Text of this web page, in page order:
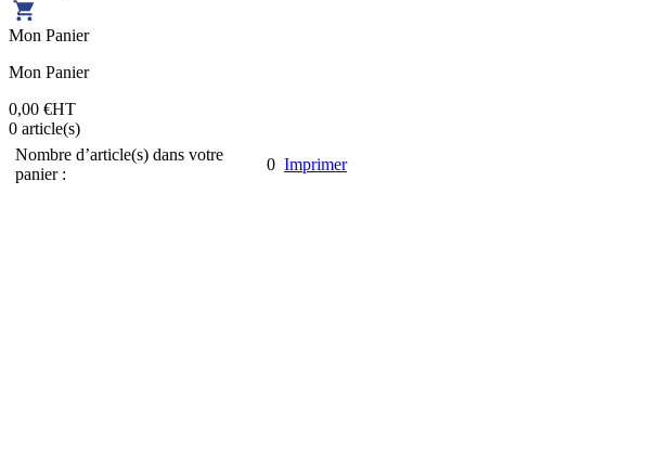
Mon Panier
Mon Panier
0,00 €HT
0 article(s)
Nombre d’article(s) dans votre
panier :
0 Imprimer